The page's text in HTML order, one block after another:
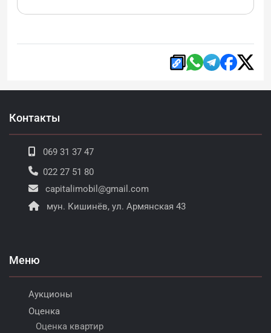
Контакты
069 31 37 47
022 27 51 80
capitalimobil@gmail.com
мун. Кишинёв, ул. Армянская 43
Меню
Аукционы
Оценка
Оценка квартир